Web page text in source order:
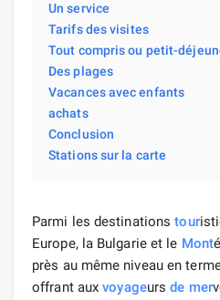
Un service
Tarifs des visites
Tout compris ou petit-
Des plages
Vacances avec enfants
achats
Conclusion
Stations sur la carte
Parmi les destinationstour
Europe, la Bulgarie et le Mont
près au même niveau en
offrant auxvoyageursde mer